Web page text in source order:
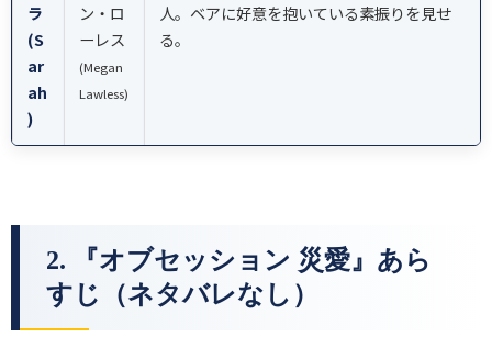
ラ
(S
ar
ah
)
ン・ロ
ーレス
(Megan
Lawless)
人。ベアに好意を抱いている素振りを見せ
る。
2. 『オブセッション 災愛』あら
すじ（ネタバレなし）